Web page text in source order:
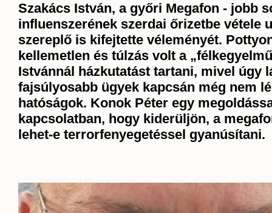
Szakács István, a győri Megafon - jobb
influenszerének szerdai őrizetbe vétele
szereplő is kifejtette véleményét.
kellemetlen és túlzás volt a
Istvánnál házkutatást tartani, mivel úgy
fajsúlyosabb ügyek kapcsán még nem
hatóságok. Konok Péter egy
kapcsolatban, hogy kiderüljön, a
lehet-e terrorfenyegetéssel gyanúsítani.